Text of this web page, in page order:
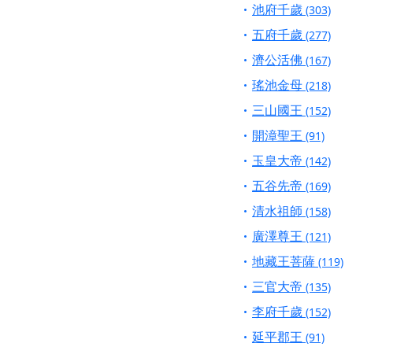
池府千歲 (303)
五府千歲 (277)
濟公活佛 (167)
瑤池金母 (218)
三山國王 (152)
開漳聖王 (91)
玉皇大帝 (142)
五谷先帝 (169)
清水祖師 (158)
廣澤尊王 (121)
地藏王菩薩 (119)
三官大帝 (135)
李府千歲 (152)
延平郡王 (91)